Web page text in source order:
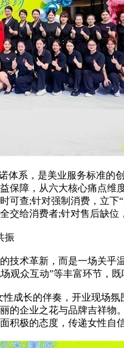
系，是美业服务标准的
保障，从六大核心痛点
可查;针对强制消费，立
交给消费者;针对售后缺位
振
术革新，而是一场关乎
观众互动”等丰富环节
长的伴奏，开业现场氛
的企业之花与品牌吉祥
积极的态度，传递女性自